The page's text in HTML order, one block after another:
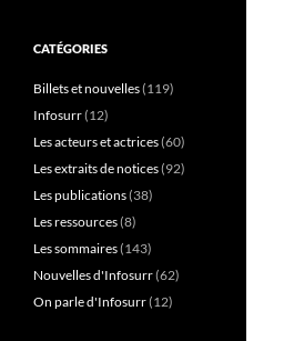
CATÉGORIES
Billets et nouvelles(119)
Infosurr(12)
Les acteurs et actrices(60)
Les extraits de notices(92)
Les publications(38)
Les ressources(8)
Les sommaires(143)
Nouvelles d'Infosurr(62)
On parle d'Infosurr(12)